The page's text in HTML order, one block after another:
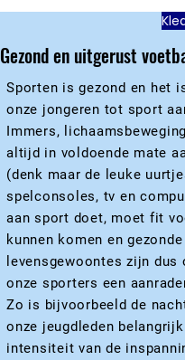
Gezond en uitgerust
Sporten is gezond en het
onze jongeren tot sport
Immers,
altijd in voldoende mate
(denk maar de leuke
spelconsoles, tv en
aan sport doet, moet fit
kunnen komen en gezonde
levensgewoontes zijn dus
onze sporters een
Zo is bijvoorbeeld de
onze jeugdleden
intensiteit van de